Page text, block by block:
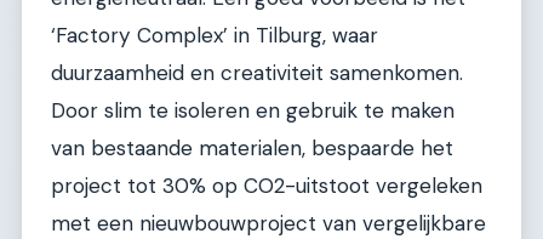
‘Factory Complex’ in Tilburg, waar
duurzaamheid en creativiteit samenkomen.
Door slim te isoleren en gebruik te maken
van bestaande materialen, bespaarde het
project tot 30% op CO2-uitstoot vergeleken
met een nieuwbouwproject van vergelijkbare